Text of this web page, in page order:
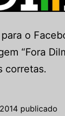
o
“Fora
corretas.
publicado